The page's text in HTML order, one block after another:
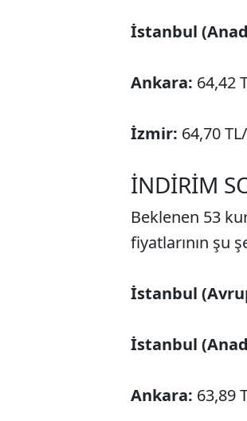
İstanbul
Ankara: 64,42
İzmir: 64,70
İNDİRİM
Beklenen 53
fiyatlarının şu
İstanbul
İstanbul
Ankara: 63,89